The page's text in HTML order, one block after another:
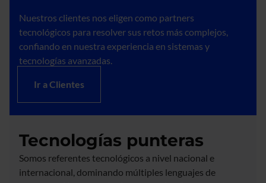
Nuestros clientes nos eligen como partners
tecnológicos para resolver sus retos más complejos,
confiando en nuestra experiencia en sistemas y
tecnologías avanzadas.
Ir a Clientes
Tecnologías punteras
Somos referentes tecnológicos a nivel nacional e
internacional, dominando múltiples lenguajes de